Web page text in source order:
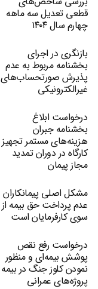
قطعی تعدیل سه ماهه
چهارم سال ۱۴۰۴
بازنگری در اجرای
بخشنامه مربوط به عدم
پذیرش صورتحساب‌های
غیرالکترونیکی
درخواست ابلاغ
بخشنامه جبران
هزینه‌های مستمر تجهیز
کارگاه در دوران تمدید
مجاز پیمان
مشکل اصلی پیمانکاران
عدم پرداخت حق بیمه از
سوی کارفرمایان است
درخواست رفع نقص
پوشش بیمه‌ای و منظور
نمودن کلوز جنگ در بیمه
پروژه‌های عمرانی